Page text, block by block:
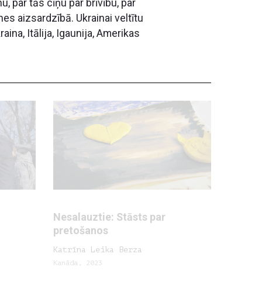
par tās cīņu par brīvību, par
aizsardzībā. Ukrainai veltītu
Itālija, Igaunija, Amerikas
Nesalauztie: Stāsts par
pretošanos
Katrīna Leika Berza
Kanāda, 2023